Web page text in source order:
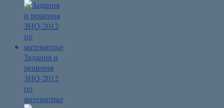
Задания и
решения
ЗНО-2012
по
математике